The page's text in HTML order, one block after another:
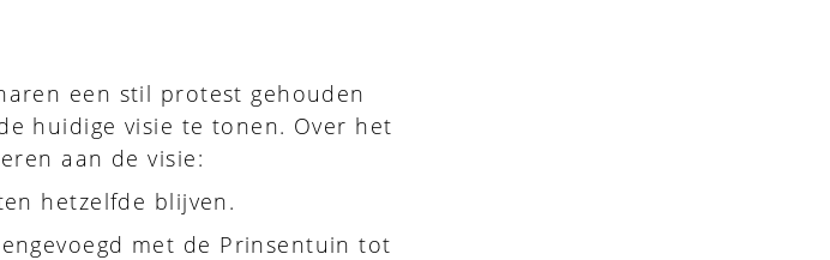
een stil protest gehouden
huidige visie te tonen. Over het
aan de visie:
hetzelfde blijven.
met de Prinsentuin tot